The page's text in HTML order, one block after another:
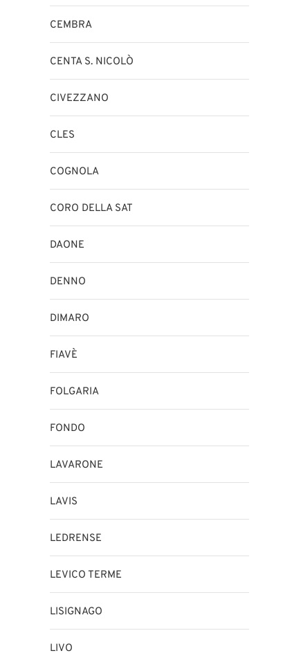
CEMBRA
CENTA S. NICOLÒ
CIVEZZANO
CLES
COGNOLA
CORO DELLA SAT
DAONE
DENNO
DIMARO
FIAVÈ
FOLGARIA
FONDO
LAVARONE
LAVIS
LEDRENSE
LEVICO TERME
LISIGNAGO
LIVO